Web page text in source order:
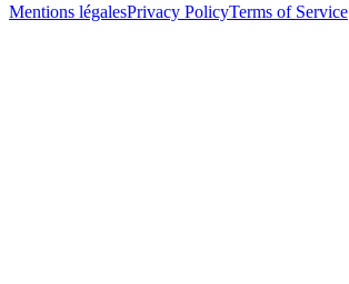
Mentions légalesPrivacy PolicyTerms of Service